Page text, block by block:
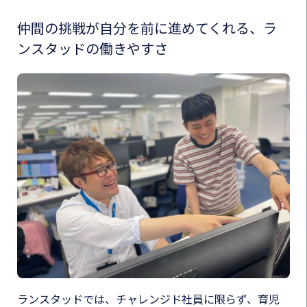
仲間の挑戦が自分を前に進めてくれる、ラ
ンスタッドの働きやすさ
ランスタッドでは、チャレンジド社員に限らず、育児